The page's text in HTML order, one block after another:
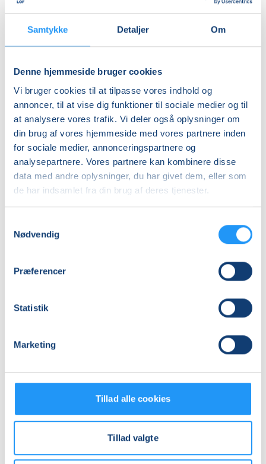
Samtykke Detaljer Om
Denne hjemmeside bruger cookies
Vi bruger cookies til at tilpasse vores indhold og
annoncer, til at vise dig funktioner til sociale medier og til
at analysere vores trafik. Vi deler også oplysninger om
din brug af vores hjemmeside med vores partnere inden
for sociale medier, annonceringspartnere og
analysepartnere. Vores partnere kan kombinere disse
data med andre oplysninger, du har givet dem, eller som
de har indsamlet fra din brug af deres tjenester.
Nødvendig
Præferencer
Statistik
Marketing
Tillad alle cookies
Tillad valgte
(Nykøbing
F)
Ledige pladser
ons. 05.08.2026, 12.00
Nykøbing F
Karen Lundberg
(Nykøbing
F)
Ledige pladser
ons. 05.08.2026, 16.30
Nykøbing F
Sidsel Vadsholt Jønck
FVU-
(Nykøbing
F)
tors. 06.08.2026, 09.15
tors. 06.08.2026, 12.00
dansk
Spansk
level